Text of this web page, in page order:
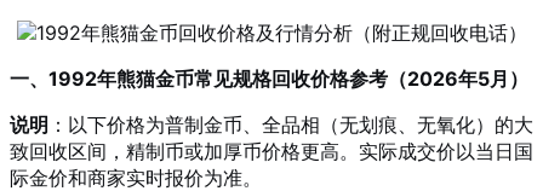
一、1992年熊猫金币常见规格回收价格参考（2026年5月）
说明 ：以下价格为普制金币、全品相（无划痕、无氧化）的大
致回收区间，精制币或加厚币价格更高。实际成交价以当日国
际金价和商家实时报价为准。